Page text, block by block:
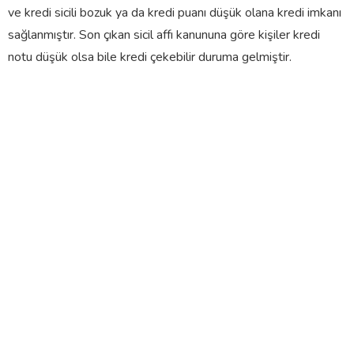
ve kredi sicili bozuk ya da kredi puanı düşük olana kredi imkanı
sağlanmıştır. Son çıkan sicil affı kanununa göre kişiler kredi
notu düşük olsa bile kredi çekebilir duruma gelmiştir.